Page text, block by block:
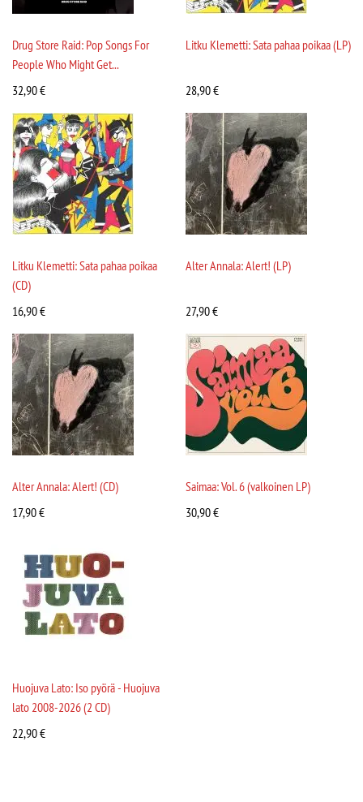
Drug Store Raid: Pop Songs For
People Who Might Get...
32,90€
Litku Klemetti: Sata pahaa poikaa (LP)
28,90€
Litku Klemetti: Sata pahaa poikaa
(CD)
16,90€
Alter Annala: Alert! (LP)
27,90€
Alter Annala: Alert! (CD)
17,90€
Saimaa: Vol. 6 (valkoinen LP)
30,90€
Huojuva Lato: Iso pyörä - Huojuva
lato 2008-2026 (2 CD)
22,90€